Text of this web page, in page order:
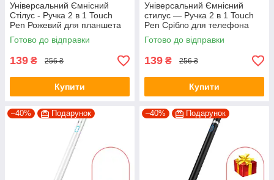
Універсальний Ємнісний
Стілус - Ручка 2 в 1 Touch
Pen Рожевий для планшета
сенсорного екрану
Готово до відправки
139 ₴ 256 ₴
Купити
Універсальний Ємнісний
стилус — Ручка 2 в 1 Touch
Pen Срібло для телефона
планшета сенсорного екрана
Готово до відправки
139 ₴ 256 ₴
Купити
–40% Подарунок –40% Подарунок